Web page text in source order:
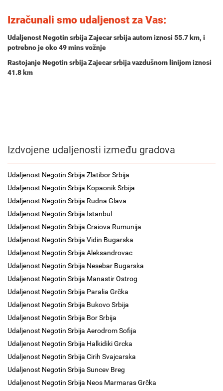
Izračunali smo udaljenost za Vas:
Udaljenost Negotin srbija Zajecar srbija autom iznosi 55.7 km, i
potrebno je oko49 minsvožnje
Rastojanje Negotin srbija Zajecar srbija vazdušnom linijom iznosi
41.8 km
Izdvojene udaljenosti između gradova
Udaljenost Negotin Srbija Zlatibor Srbija
Udaljenost Negotin Srbija Kopaonik Srbija
Udaljenost Negotin Srbija Rudna Glava
Udaljenost Negotin Srbija Istanbul
Udaljenost Negotin Srbija Craiova Rumunija
Udaljenost Negotin Srbija Vidin Bugarska
Udaljenost Negotin Srbija Aleksandrovac
Udaljenost Negotin Srbija Nesebar Bugarska
Udaljenost Negotin Srbija Manastir Ostrog
Udaljenost Negotin Srbija Paralia Grčka
Udaljenost Negotin Srbija Bukovo Srbija
Udaljenost Negotin Srbija Bor Srbija
Udaljenost Negotin Srbija Aerodrom Sofija
Udaljenost Negotin Srbija Halkidiki Grcka
Udaljenost Negotin Srbija Cirih Svajcarska
Udaljenost Negotin Srbija Suncev Breg
Udaljenost Negotin Srbija Neos Marmaras Grčka